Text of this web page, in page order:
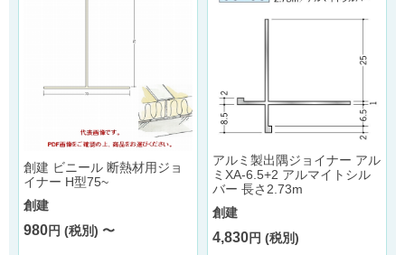
創建 ビニール 断熱材用ジョ
イナー H型75~
創建
980円 (税別) 〜
アルミ製出隅ジョイナー アル
ミXA-6.5+2 アルマイトシル
バー 長さ2.73m
創建
4,830円 (税別)